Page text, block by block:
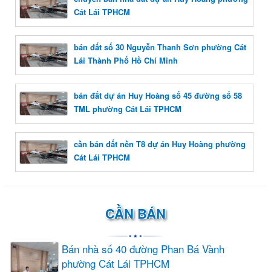
Cát Lái TPHCM
bán đất số 30 Nguyễn Thanh Sơn phường Cát
Lái Thành Phố Hồ Chí Minh
bán đất dự án Huy Hoàng số 45 đường số 58
TML phường Cát Lái TPHCM
cần bán đất nền T8 dự án Huy Hoàng phường
Cát Lái TPHCM
CẦN BÁN
Bán nhà số 40 đường Phan Bá Vành
phường Cát Lái TPHCM